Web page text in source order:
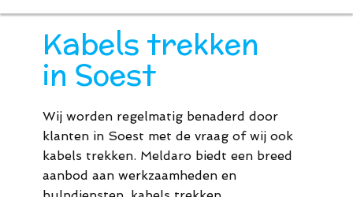
Diensten
Hulp bij
Over ons
Tarieven
035 20 310
Kabels trekken
in Soest
Wij worden regelmatig benaderd door
klanten in Soest met de vraag of wij ook
kabels trekken. Meldaro biedt een breed
aanbod aan werkzaamheden en